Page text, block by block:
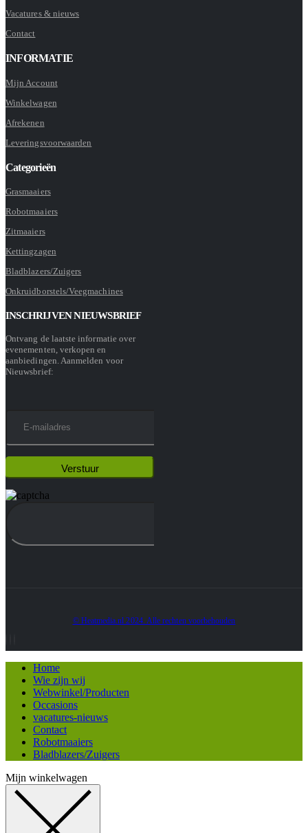
Vacatures & nieuws
Contact
INFORMATIE
Mijn Account
Winkelwagen
Afrekenen
Leveringsvoorwaarden
Categorieën
Grasmaaiers
Robotmaaiers
Zitmaaiers
Kettingzagen
Bladblazers/Zuigers
Onkruidborstels/Veegmachines
INSCHRIJVEN NIEUWSBRIEF
Ontvang de laatste informatie over
evenementen, verkopen en
aanbiedingen. Aanmelden voor
Nieuwsbrief:
© Heatmedia.nl 2024. Alle rechten voorbehouden
Home
Wie zijn wij
Webwinkel/Producten
Occasions
vacatures-nieuws
Contact
Robotmaaiers
Bladblazers/Zuigers
Mijn winkelwagen